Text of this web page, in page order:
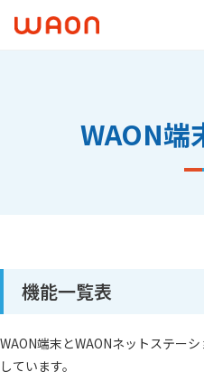
WAON端
機能一覧表
WAON端末とWAONネットステー
しています。